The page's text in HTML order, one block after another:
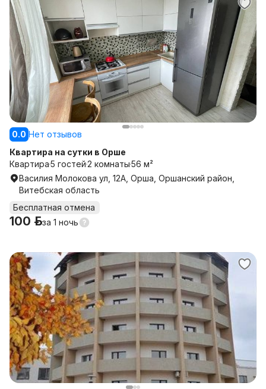
0.0 Нет отзывов
Квартира на сутки в Орше
Квартира5 гостей2 комнаты56 м²
Василия Молокова ул, 12А, Орша, Оршанский район,
Витебская область
Бесплатная отмена
100 р.за 1 ночь